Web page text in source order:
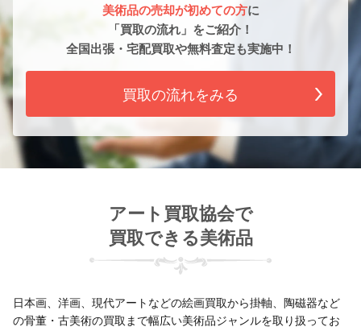
美術品の売却が初めての方に
「買取の流れ」をご紹介！
全国出張・宅配買取や無料査定も実施中！
買取の流れをみる
アート買取協会で
買取できる美術品
日本画、洋画、現代アートなどの絵画買取から掛軸、陶磁器など
の骨董・古美術の買取まで幅広い美術品ジャンルを取り扱ってお